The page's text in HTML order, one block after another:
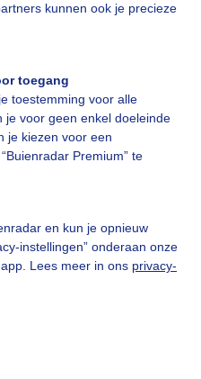
kunnen ook je precieze
toegang
toestemming voor alle
je voor geen enkel doeleinde
je kiezen voor een
Premium” te
en kun je opnieuw
instellingen” onderaan onze
Lees meer in ons privacy-